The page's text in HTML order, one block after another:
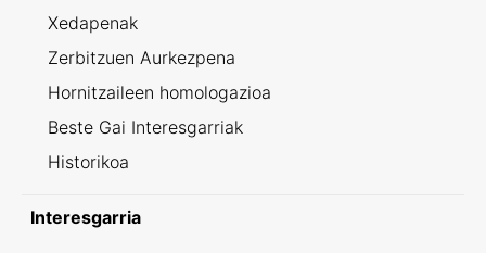
Xedapenak
Zerbitzuen Aurkezpena
Hornitzaileen homologazioa
Beste Gai Interesgarriak
Historikoa
Interesgarria